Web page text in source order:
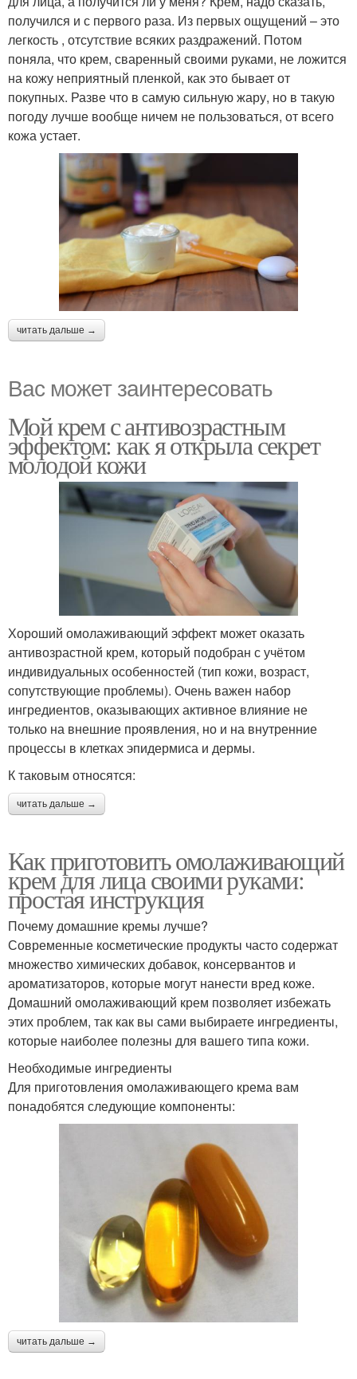
получился и с первого раза. Из первых ощущений – это
легкость , отсутствие всяких раздражений. Потом
поняла, что крем, сваренный своими руками, не ложится
на кожу неприятный пленкой, как это бывает от
покупных. Разве что в самую сильную жару, но в такую
погоду лучше вообще ничем не пользоваться, от всего
кожа устает.
читать дальше →
Вас может заинтересовать
Мой крем с антивозрастным
эффектом: как я открыла секрет
молодой кожи
Хороший омолаживающий эффект может оказать
антивозрастной крем, который подобран с учётом
индивидуальных особенностей (тип кожи, возраст,
сопутствующие проблемы). Очень важен набор
ингредиентов, оказывающих активное влияние не
только на внешние проявления, но и на внутренние
процессы в клетках эпидермиса и дермы.
К таковым относятся:
читать дальше →
Как приготовить омолаживающий
крем для лица своими руками:
простая инструкция
Почему домашние кремы лучше?
Современные косметические продукты часто содержат
множество химических добавок, консервантов и
ароматизаторов, которые могут нанести вред коже.
Домашний омолаживающий крем позволяет избежать
этих проблем, так как вы сами выбираете ингредиенты,
которые наиболее полезны для вашего типа кожи.
Необходимые ингредиенты
Для приготовления омолаживающего крема вам
понадобятся следующие компоненты:
читать дальше →